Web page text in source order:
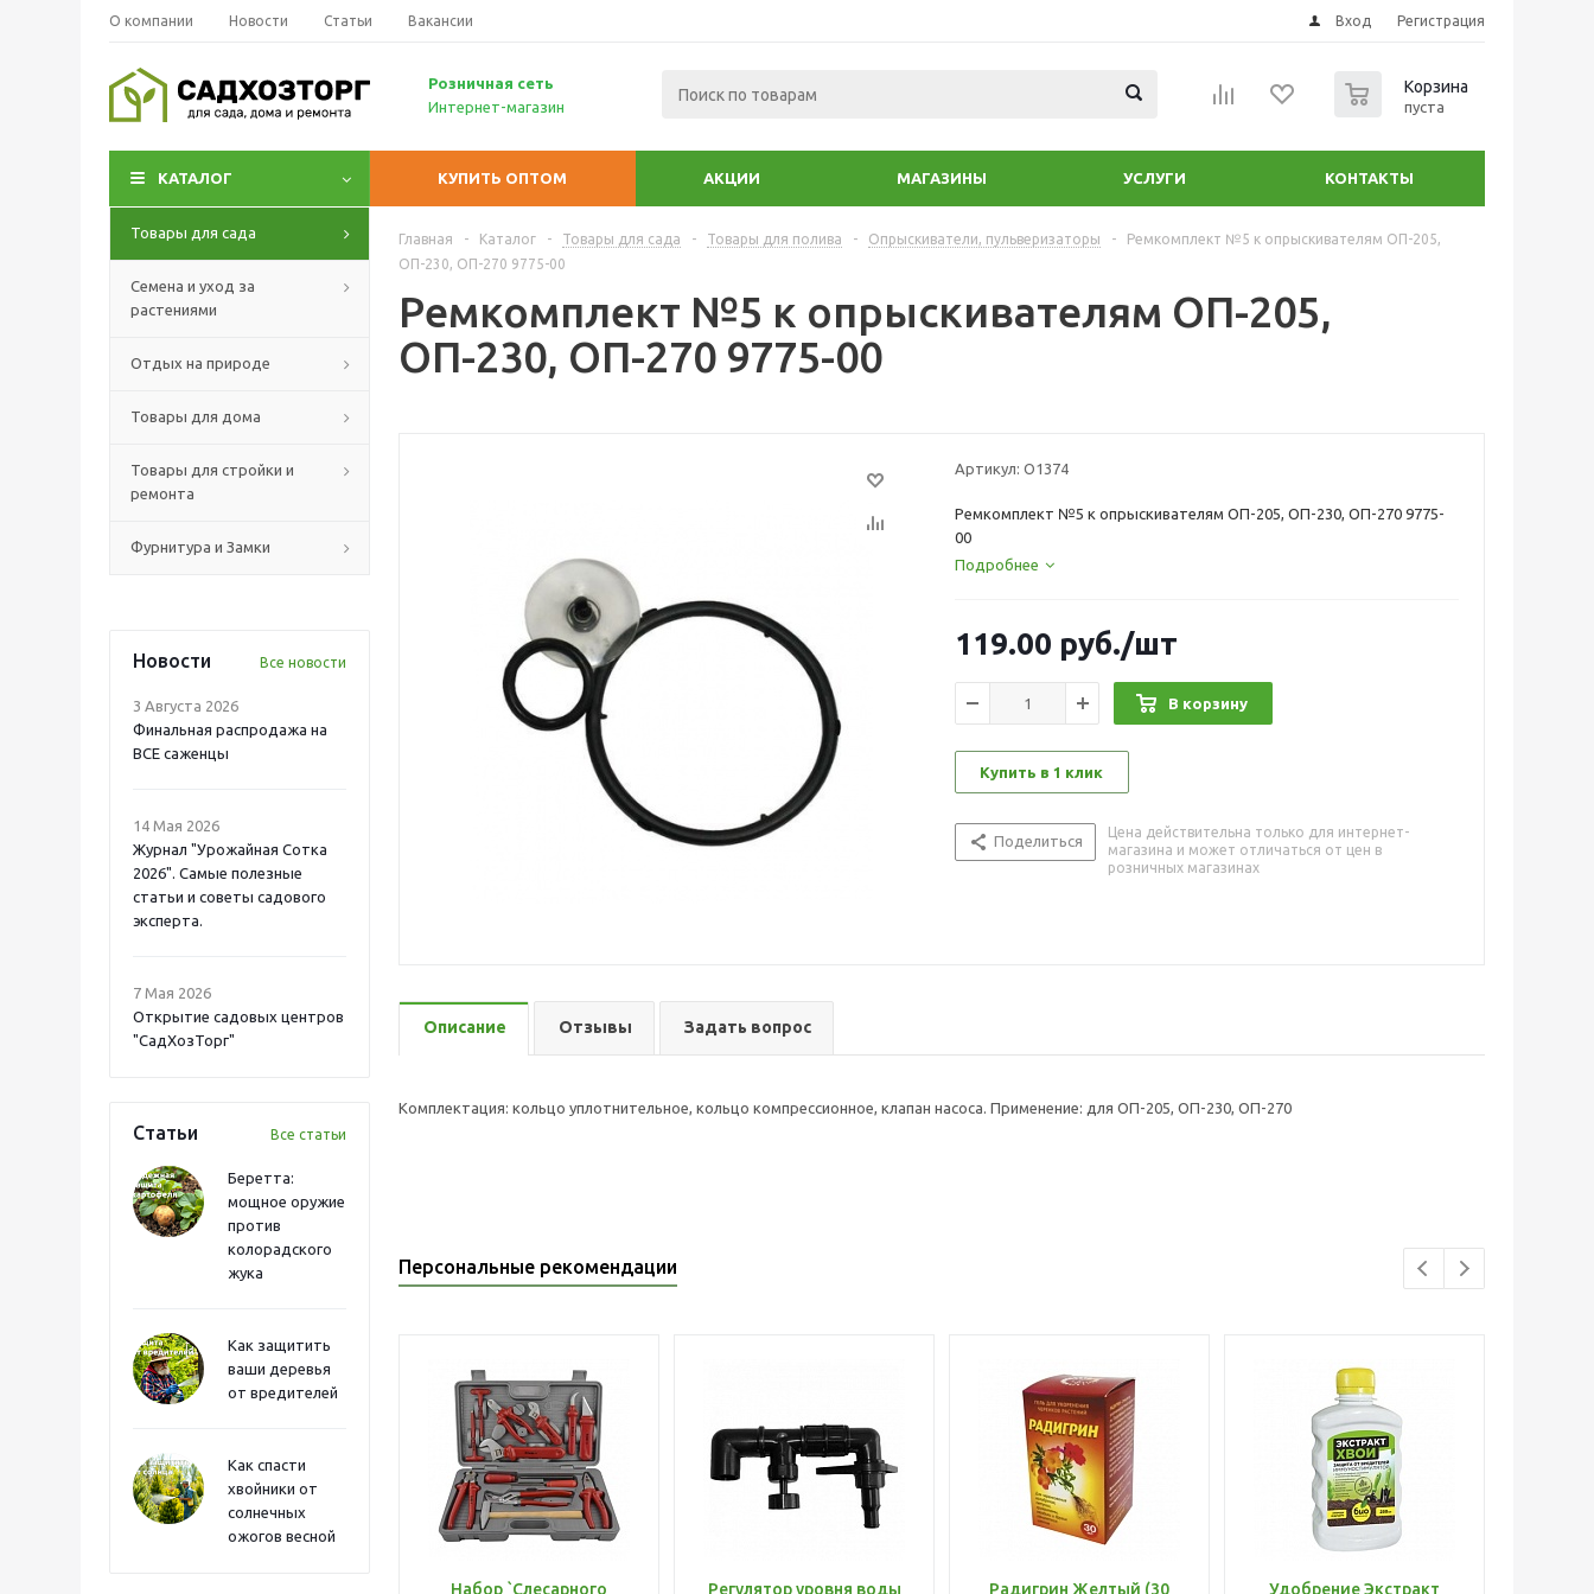
О компании Новости Статьи Вакансии Вход Регистрация
Розничная сеть
Интернет-магазин
Корзина
пуста
КАТАЛОГ КУПИТЬ ОПТОМ АКЦИИ МАГАЗИНЫ УСЛУГИ КОНТАКТЫ
Товары для сада
Семена и уход за
растениями
Отдых на природе
Товары для дома
Товары для стройки и
ремонта
Фурнитура и Замки
Новости Все новости
3 Августа 2026
Финальная распродажа на
ВСЕ саженцы
14 Мая 2026
Журнал "Урожайная Сотка
2026". Самые полезные
статьи и советы садового
эксперта.
7 Мая 2026
Открытие садовых центров
"СадХозТорг"
Статьи Все статьи
Беретта:
мощное оружие
против
колорадского
жука
Как защитить
ваши деревья
от вредителей
Как спасти
хвойники от
солнечных
ожогов весной
Главная - Каталог - Товары для сада - Товары для полива - Опрыскиватели, пульверизаторы -
Ремкомплект №5 к опрыскивателям ОП-205,
ОП-230, ОП-270 9775-00
Ремкомплект №5 к опрыскивателям ОП-205,
ОП-230, ОП-270 9775-00
Артикул: О1374
Ремкомплект №5 к опрыскивателям ОП-205, ОП-230, ОП-270 9775-
00
Подробнее
119.00 руб./шт
В корзину
Купить в 1 клик
Поделиться
Цена действительна только для интернет-
магазина и может отличаться от цен в
розничных магазинах
Описание Отзывы Задать вопрос
Комплектация: кольцо уплотнительное, кольцо компрессионное, клапан насоса. Применение: для ОП-205, ОП-230, ОП-270
Персональные рекомендации
Набор `Слесарного Регулятор уровня воды Радигрин Желтый (30 Удобрение Экстракт